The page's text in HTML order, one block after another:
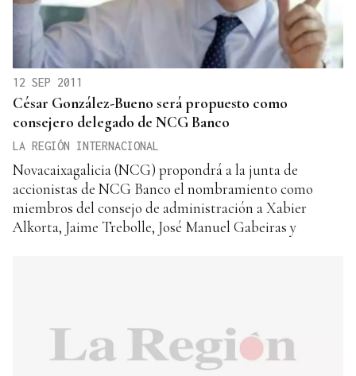
12 SEP 2011
César González-Bueno será propuesto como
consejero delegado de NCG Banco
LA REGIÓN INTERNACIONAL
Novacaixagalicia (NCG) propondrá a la junta de
accionistas de NCG Banco el nombramiento como
miembros del consejo de administración a Xabier
Alkorta, Jaime Trebolle, José Manuel Gabeiras y